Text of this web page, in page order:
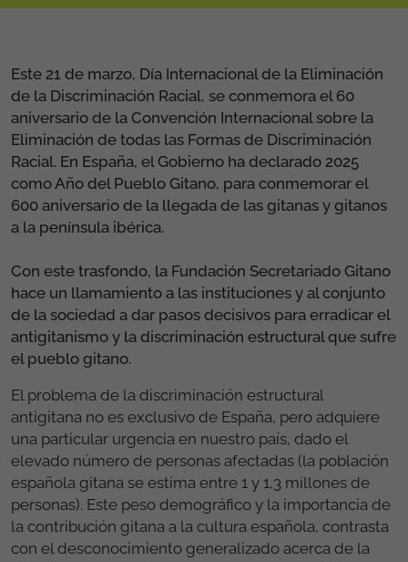
Este 21 de marzo, Día Internacional de la Eliminación
de la Discriminación Racial, se conmemora el 60
aniversario de la Convención Internacional sobre la
Eliminación de todas las Formas de Discriminación
Racial. En España, el Gobierno ha declarado 2025
como Año del Pueblo Gitano, para conmemorar el
600 aniversario de la llegada de las gitanas y gitanos
a la península ibérica.
Con este trasfondo, la Fundación Secretariado Gitano
hace un llamamiento a las instituciones y al conjunto
de la sociedad a dar pasos decisivos para erradicar el
antigitanismo y la discriminación estructural que sufre
el pueblo gitano.
El problema de la discriminación estructural
antigitana no es exclusivo de España, pero adquiere
una particular urgencia en nuestro país, dado el
elevado número de personas afectadas (la población
española gitana se estima entre 1 y 1,3 millones de
personas). Este peso demográfico y la importancia de
la contribución gitana a la cultura española, contrasta
con el desconocimiento generalizado acerca de la